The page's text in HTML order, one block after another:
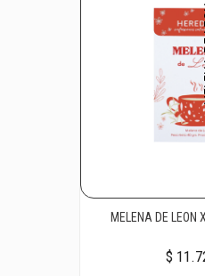
MELENA DE LEON
$